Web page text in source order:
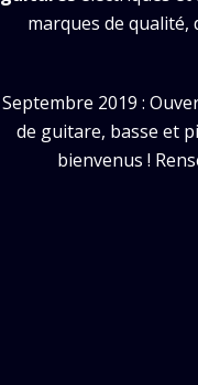
marques de qualité,
Septembre 2019 :
de guitare, basse et
bienvenus !